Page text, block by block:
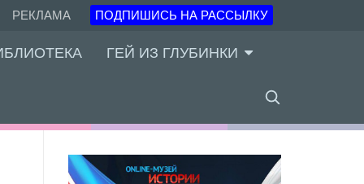
РЕКЛАМА ПОДПИШИСЬ НА РАССЫЛКУ
ГЕЙ ИЗ ГЛУБИНКИ